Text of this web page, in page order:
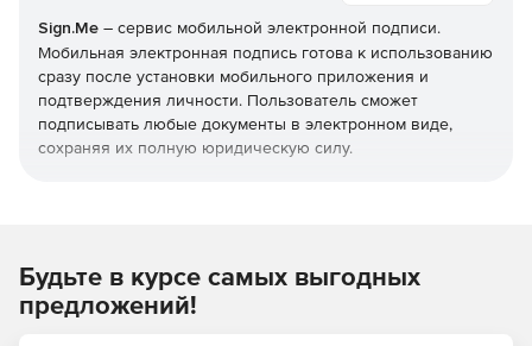
Sign.Me – сервис мобильной электронной подписи.
Мобильная электронная подпись готова к использованию
сразу после установки мобильного приложения и
подтверждения личности. Пользователь сможет
подписывать любые документы в электронном виде,
сохраняя их полную юридическую силу.
При этом пользователю не потребуется обучаться
Будьте в курсе самых выгодных
предложений!